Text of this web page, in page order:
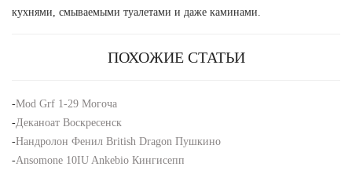
кухнями, смываемыми туалетами и даже каминами.
ПОХОЖИЕ СТАТЬИ
-Mod Grf 1-29 Могоча
-Деканоат Воскресенск
-Нандролон Фенил British Dragon Пушкино
-Ansomone 10IU Ankebio Кингисепп